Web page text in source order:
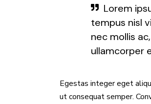
Lorem
tempus nisl
nec mollis
ullamcorper
Egestas integer eget
ut consequat semper.